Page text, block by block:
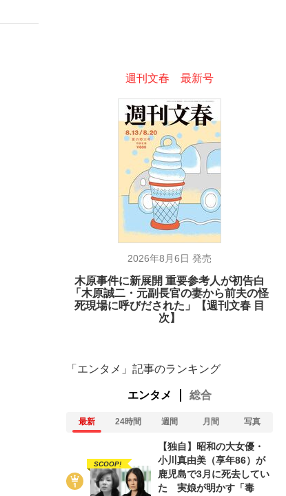
》RM→渋谷で飲み会、JIN→伊豆の...
週刊文春 最新号
2026年8月6日 発売
木原事件に新展開 重要参考人が初告白
「木原誠二・元副長官の妻から前夫の怪
死現場に呼びだされた」【週刊文春 目
次】
「エンタメ」記事のランキング
エンタメ 総合
最新 24時間 週間 月間 写真
SCOOP!
【独自】昭和の大女優・
小川真由美（享年86）が
鹿児島で3月に死去してい
た 実娘が明かす「毒